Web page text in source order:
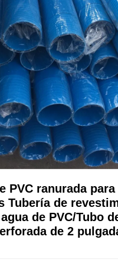
PVC ranurada
Tubería de
de PVC/Tubo
de 2